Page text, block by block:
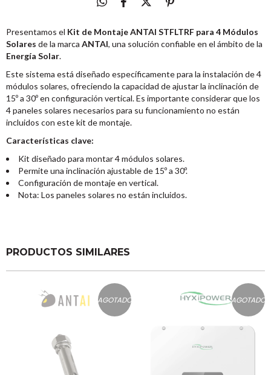
Presentamos el Kit de Montaje ANTAI STFLTRF para 4 Módulos
Solares de la marca ANTAI, una solución confiable en el ámbito de la
Energía Solar.
Este sistema está diseñado específicamente para la instalación de 4
módulos solares, ofreciendo la capacidad de ajustar la inclinación de
15º a 30º en configuración vertical. Es importante considerar que los
4 paneles solares necesarios para su funcionamiento no están
incluidos con este kit de montaje.
Características clave:
Kit diseñado para montar 4 módulos solares.
Permite una inclinación ajustable de 15º a 30º.
Configuración de montaje en vertical.
Nota: Los paneles solares no están incluidos.
PRODUCTOS SIMILARES
AGOTADO AGOTADO